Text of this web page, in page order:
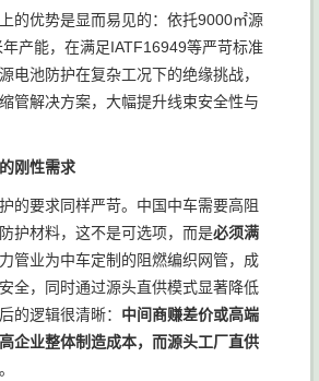
的优势是显而易见的：依托9000㎡源
产能，在满足IATF16949等严苛标准
电池防护在复杂工况下的绝缘挑战，
管解决方案，大幅提升线束安全性与
刚性需求
的要求同样严苛。中国中车需要高阻
护材料，这不是可选项，而是必须满
管业为中车定制的阻燃编织网管，成
全，同时通过源头直供模式显著降低
的逻辑很清晰： 中间商赚差价或高端
企业整体制造成本，而源头工厂直供
。